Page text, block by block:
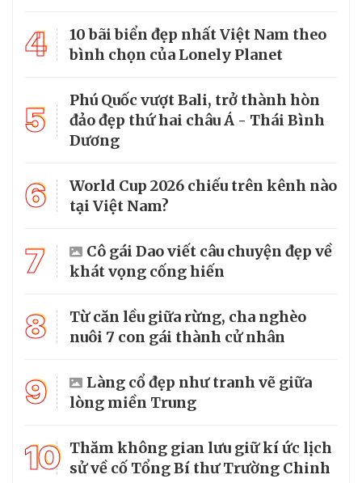
4
10 bãi biển đẹp nhất Việt Nam theo
bình chọn của Lonely Planet
5
Phú Quốc vượt Bali, trở thành hòn
đảo đẹp thứ hai châu Á - Thái Bình
Dương
6
World Cup 2026 chiếu trên kênh nào
tại Việt Nam?
7
Cô gái Dao viết câu chuyện đẹp về
khát vọng cống hiến
8
Từ căn lều giữa rừng, cha nghèo
nuôi 7 con gái thành cử nhân
9
Làng cổ đẹp như tranh vẽ giữa
lòng miền Trung
10 Thăm không gian lưu giữ kí ức lịch
sử về cố Tổng Bí thư Trường Chinh